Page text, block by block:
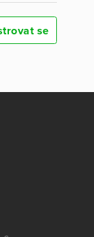
se